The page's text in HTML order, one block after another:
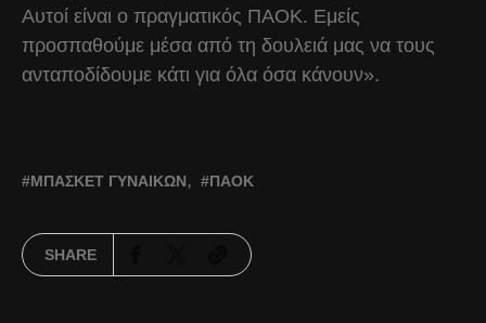
Αυτοί είναι ο πραγματικός ΠΑΟΚ. Εμείς
προσπαθούμε μέσα από τη δουλειά μας να τους
ανταποδίδουμε κάτι για όλα όσα κάνουν».
ΜΠΆΣΚΕΤ ΓΥΝΑΙΚΏΝ ΠΑΟΚ
SHARE